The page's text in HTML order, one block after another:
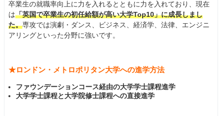
卒業生の就職率向上に力を入れるとともに力を入れており、現在
は「英国で卒業生の初任給額が高い大学Top10」に成長しまし
た。専攻では演劇・ダンス、ビジネス、経済学、法律、エンジニ
アリングといった分野に強いです。
★ロンドン・メトロポリタン大学への進学方法
ファウンデーションコース経由の大学学士課程進学
大学学士課程と大学院修士課程への直接進学